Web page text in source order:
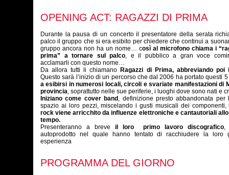
OPENING ACT: RAGAZZI DI PRIMA
Durante la pausa di un concerto il presentatore della serata
palco il gruppo che si era esibito per chiedere che continui a
gruppo ancora non ha un nome… così al microfono chiama i
prima” a tornare sul palco, e il pubblico a gran voce
acclamarli con questo nome…
Da allora tutti li chiamano Ragazzi di Prima, abbreviando poi
Questo sarà l’inizio di un percorso che dal 2006 ha portato questi
a esibirsi in numerosi locali, circoli e svariate manifestazioni di
provincia, soprattutto nelle sue periferie, i luoghi dove sono nati e
Iniziano come cover band , definizione presto abbandonata per
spazio ai loro pezzi, miscelando i gusti musicali dei
rock viene arricchito da influenze elettroniche e cantautoriali
tempo.
Presenteranno a breve il loro primo lavoro discografico,
autoprodotto nel quale hanno tentato di racchiudere la loro
esperienza
PROGRAMMA DEL GIORNO